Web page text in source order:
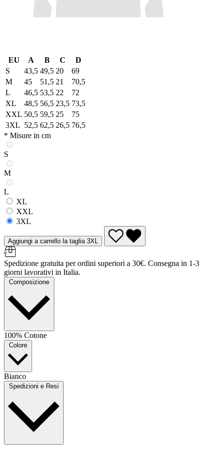
EU A B C
D
S
43,5 49,5 20
69
M
45 51,5 21
70,5
L
46,5 53,5 22
72
XL
48,5 56,5 23,5 73,5
XXL 50,5 59,5 25
75
3XL 52,5 62,5 26,5 76,5
* Misure in cm
S
M
L
XL
XXL
3XL
Aggiungi a carrello la taglia 3XL
Spedizione gratuita per ordini superiori a 30€. Consegna in 1-3
giorni lavorativi in Italia.
Composizione
100% Cotone
Colore
Bianco
Spedizioni e Resi